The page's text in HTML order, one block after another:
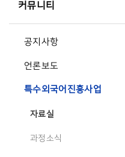
커뮤니티
공지사항
언론보도
특수외국어진흥사업
자료실
과정소식